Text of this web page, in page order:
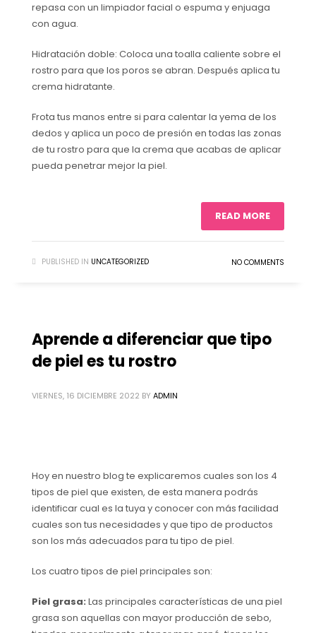
repasa con un limpiador facial o espuma y enjuaga
con agua.
Hidratación doble: Coloca una toalla caliente sobre el
rostro para que los poros se abran. Después aplica tu
crema hidratante.
Frota tus manos entre si para calentar la yema de los
dedos y aplica un poco de presión en todas las zonas
de tu rostro para que la crema que acabas de aplicar
pueda penetrar mejor la piel.
READ MORE
PUBLISHED IN UNCATEGORIZED NO COMMENTS
Aprende a diferenciar que tipo
de piel es tu rostro
VIERNES, 16 DICIEMBRE 2022 BY ADMIN
Hoy en nuestro blog te explicaremos cuales son los 4
tipos de piel que existen, de esta manera podrás
identificar cual es la tuya y conocer con más facilidad
cuales son tus necesidades y que tipo de productos
son los más adecuados para tu tipo de piel.
Los cuatro tipos de piel principales son:
Piel grasa: Las principales características de una piel
grasa son aquellas con mayor producción de sebo,